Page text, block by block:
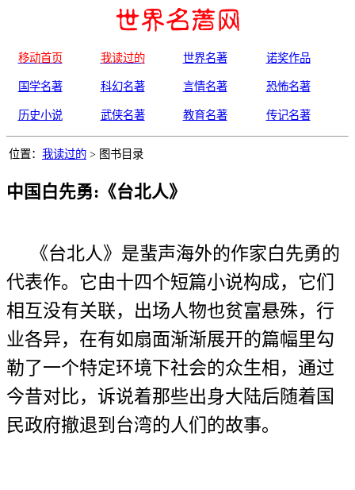
移动首页 我读过的 世界名著 诺奖作品
国学名著 科幻名著 言情名著 恐怖名著
历史小说 武侠名著 教育名著 传记名著
位置： 我读过的 > 图书目录
中国白先勇:《台北人》
《台北人》是蜚声海外的作家白先勇的
代表作。它由十四个短篇小说构成，它们
相互没有关联，出场人物也贫富悬殊，行
业各异，在有如扇面渐渐展开的篇幅里勾
勒了一个特定环境下社会的众生相，通过
今昔对比，诉说着那些出身大陆后随着国
民政府撤退到台湾的人们的故事。